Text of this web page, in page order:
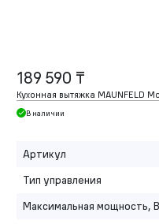
189 590 ₸
Кухонная вытяжка MAUNFELD
В наличии
Артикул
Тип управления
Максимальная мощность,